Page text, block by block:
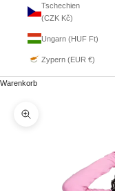
Tschechien
(CZK Kč)
Ungarn (HUF Ft)
Zypern (EUR €)
Warenkorb
Bild vergrößern